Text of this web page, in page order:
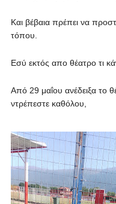
Και βέβαια πρέπει να
τόπου.
Εσύ εκτός απο θέατρο τι
Από 29 μαΐου ανέδειξα το
ντρέπεστε καθόλου,